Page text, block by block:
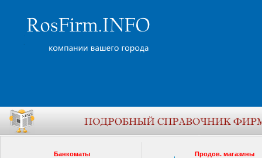
Банкоматы
Продов. магазины